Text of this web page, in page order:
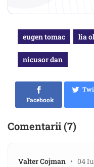
eugen tomac lia
nicusor dan
Facebook
Comentarii (7)
Valter Cojman • 04